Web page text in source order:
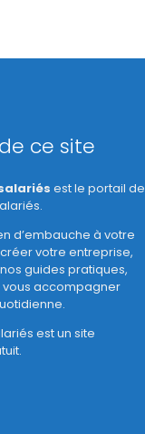
ce site
est le portail de
d’embauche à votre
votre entreprise,
guides pratiques,
vous accompagner
est un site